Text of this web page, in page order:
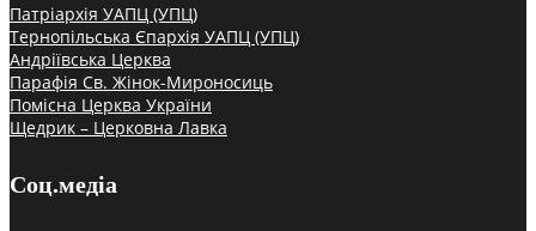
Патріархія УАПЦ (УПЦ)
Тернопільська Єпархія УАПЦ (УПЦ)
Андріївська Церква
Парафія Св. Жінок-Мироносиць
Помісна Церква України
Щедрик – Церковна Лавка
Соц.медіа